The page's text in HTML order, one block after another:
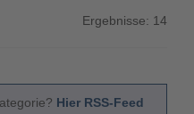
Ergebnisse: 14
Hier RSS-Feed